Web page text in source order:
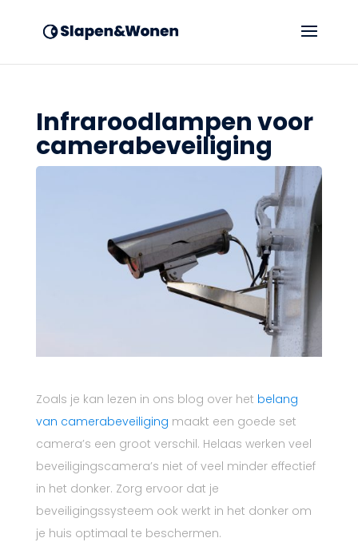
Infraroodlampen voor
camerabeveiliging
Zoals je kan lezen in ons blog over het belang
van camerabeveiliging maakt een goede set
camera’s een groot verschil. Helaas werken veel
beveiligingscamera’s niet of veel minder effectief
in het donker. Zorg ervoor dat je
beveiligingssysteem ook werkt in het donker om
je huis optimaal te beschermen.